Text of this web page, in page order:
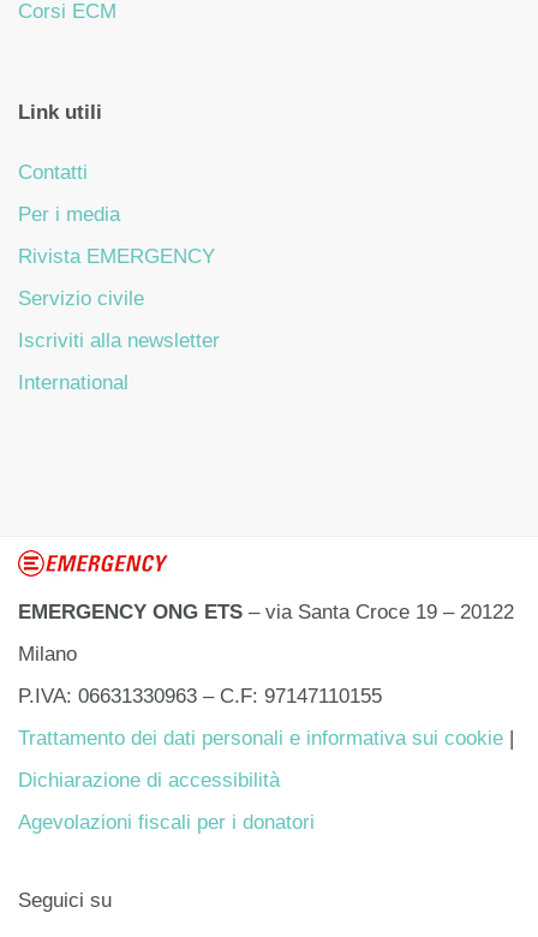
Corsi ECM
Link utili
Contatti
Per i media
Rivista EMERGENCY
Servizio civile
Iscriviti alla newsletter
International
EMERGENCY ONG ETS – via Santa Croce 19 – 20122
Milano
P.IVA: 06631330963 – C.F: 97147110155
Trattamento dei dati personali e informativa sui cookie |
Dichiarazione di accessibilità
Agevolazioni fiscali per i donatori
Seguici su